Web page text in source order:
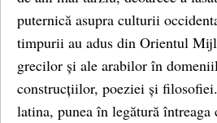
puternică asupra culturii
timpurii au adus din Orientul
grecilor și ale arabilor în
construcțiilor, poeziei și
latina, punea în legătură întreaga